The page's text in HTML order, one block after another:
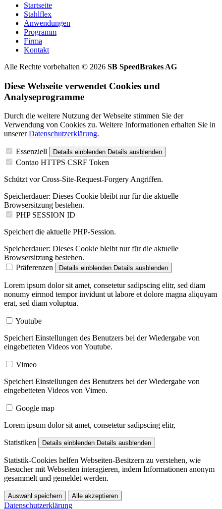
Startseite
Stahlflex
Anwendungen
Programm
Firma
Kontakt
Alle Rechte vorbehalten © 2026 SB SpeedBrakes AG
Diese Webseite verwendet Cookies und
Analyseprogramme
Durch die weitere Nutzung der Webseite stimmen Sie der
Verwendung von Cookies zu. Weitere Informationen erhalten Sie in
unsererDatenschutzerklärung.
Essenziell Details einblenden Details ausblenden
Contao HTTPS CSRF Token
Schützt vor Cross-Site-Request-Forgery Angriffen.
Speicherdauer: Dieses Cookie bleibt nur für die aktuelle
Browsersitzung bestehen.
PHP SESSION ID
Speichert die aktuelle PHP-Session.
Speicherdauer: Dieses Cookie bleibt nur für die aktuelle
Browsersitzung bestehen.
Präferenzen
Details einblenden Details ausblenden
Lorem ipsum dolor sit amet, consetetur sadipscing elitr, sed diam
nonumy eirmod tempor invidunt ut labore et dolore magna aliquyam
erat, sed diam voluptua.
Youtube
Speichert Einstellungen des Benutzers bei der Wiedergabe von
eingebetteten Videos von Youtube.
Vimeo
Speichert Einstellungen des Benutzers bei der Wiedergabe von
eingebetteten Videos von Vimeo.
Google map
Lorem ipsum dolor sit amet, consetetur sadipscing elitr,
Statistiken Details einblenden Details ausblenden
Statistik-Cookies helfen Webseiten-Besitzern zu verstehen, wie
Besucher mit Webseiten interagieren, indem Informationen anonym
gesammelt und gemeldet werden.
Auswahl speichern Alle akzeptieren
Datenschutzerklärung